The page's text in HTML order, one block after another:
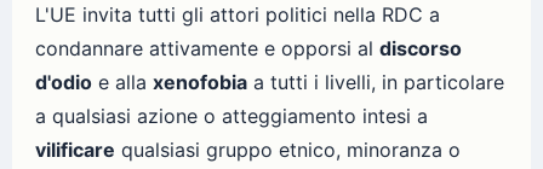
L'UE invita tutti gli attori politici nella RDC a
condannare attivamente e opporsi al discorso
d'odio e alla xenofobia a tutti i livelli, in particolare
a qualsiasi azione o atteggiamento intesi a
vilificare qualsiasi gruppo etnico, minoranza o